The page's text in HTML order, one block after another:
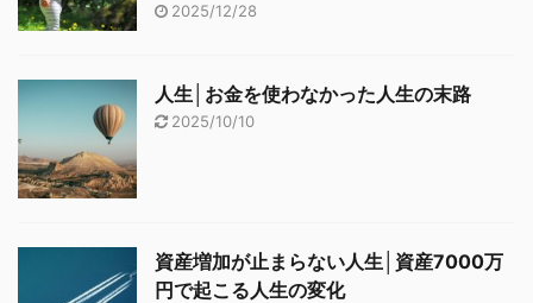
2025/12/28
人生│お金を使わなかった人生の末路
2025/10/10
資産増加が止まらない人生│資産7000万
円で起こる人生の変化